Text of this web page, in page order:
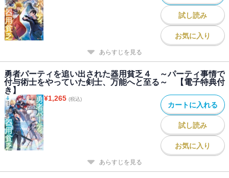
試し読み
お気に入り
あらすじを見る
勇者パーティを追い出された器用貧乏４ ～パーティ事情で
付与術士をやっていた剣士、万能へと至る～ 【電子特典付
き】
¥1,265 (税込)
カートに入れる
試し読み
お気に入り
あらすじを見る